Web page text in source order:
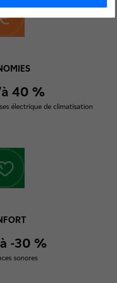
40 %
électrique de climatisation
-30 %
sonores